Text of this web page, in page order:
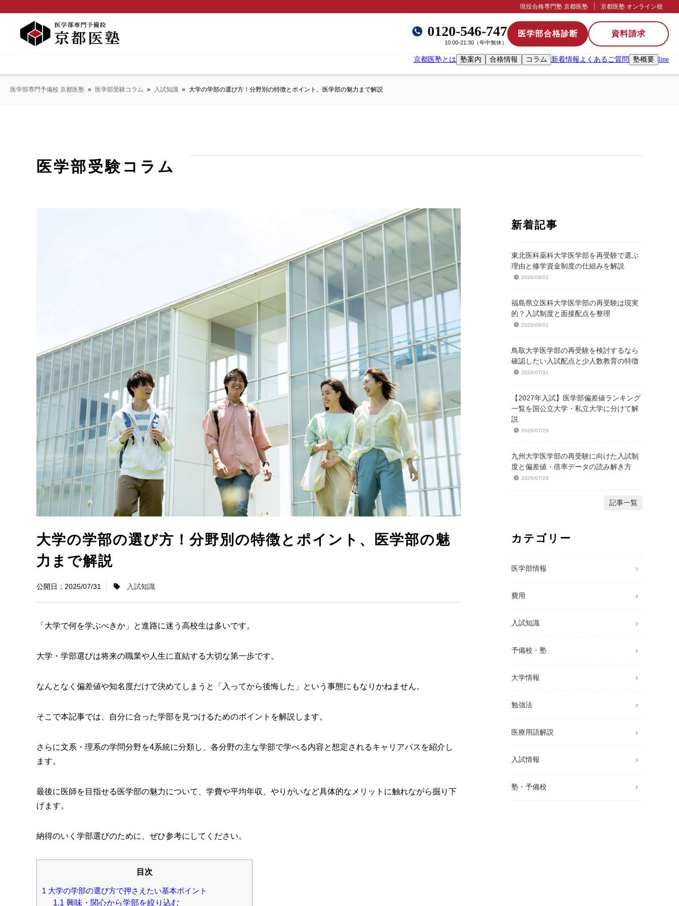
現役合格専門塾 京都医塾 京都医塾 オンライン校
京都医塾とは 塾案内 合格情報 コラム 新着情報よくあるご質問 塾概要 line
0120-546-747
10:00-21:30（年中無休）
医学部合格診断 資料請求
医学部専門予備校 京都医塾 » 医学部受験コラム » 入試知識 » 大学の学部の選び方！分野別の特徴とポイント、医学部の魅力まで解説
医学部受験コラム
大学の学部の選び方！分野別の特徴とポイント、医学部の魅
力まで解説
2025/07/31 入試知識
「大学で何を学ぶべきか」と進路に迷う高校生は多いです。
大学・学部選びは将来の職業や人生に直結する大切な第一歩です。
なんとなく偏差値や知名度だけで決めてしまうと「入ってから後悔した」という事態にもなりかねません。
そこで本記事では、自分に合った学部を見つけるためのポイントを解説します。
さらに文系・理系の学問分野を4系統に分類し、各分野の主な学部で学べる内容と想定されるキャリアパスを紹介し
ます。
最後に医師を目指せる医学部の魅力について、学費や平均年収、やりがいなど具体的なメリットに触れながら掘り下
げます。
納得のいく学部選びのために、ぜひ参考にしてください。
目次
1 大学の学部の選び方で押さえたい基本ポイント
1.1 興味・関心から学部を絞り込む
新着記事
東北医科薬科大学医学部を再受験で選ぶ
理由と修学資金制度の仕組みを解説
2026/08/02
福島県立医科大学医学部の再受験は現実
的？入試制度と面接配点を整理
2026/08/01
鳥取大学医学部の再受験を検討するなら
確認したい入試配点と少人数教育の特徴
2026/07/31
【2027年入試】医学部偏差値ランキング
一覧を国公立大学・私立大学に分けて解
説
2026/07/29
九州大学医学部の再受験に向けた入試制
度と偏差値・倍率データの読み解き方
2026/07/29
記事一覧
カテゴリー
医学部情報
費用
入試知識
予備校・塾
大学情報
勉強法
医療用語解説
入試情報
塾・予備校